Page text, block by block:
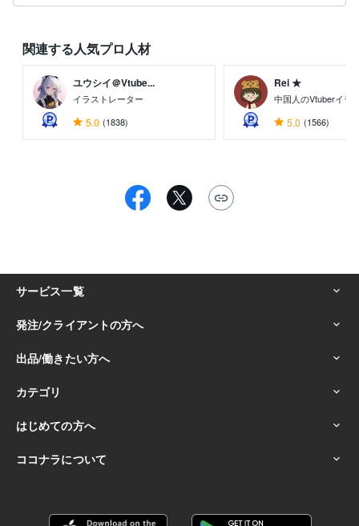
関連する人気プロ人材
ユウシイ＠Vtube...
イラストレーター
5.0 (1838)
Rei ★
中国人のVtuberイラ
5.0 (1566)